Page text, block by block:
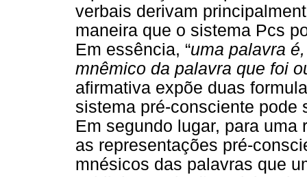
verbais derivam
maneira que o sistema Pcs
Em essência, “uma palavra
mnêmico da palavra que foi
afirmativa expõe duas
sistema pré-consciente pode
Em segundo lugar, para
as representações pré-
mnésicos das palavras que